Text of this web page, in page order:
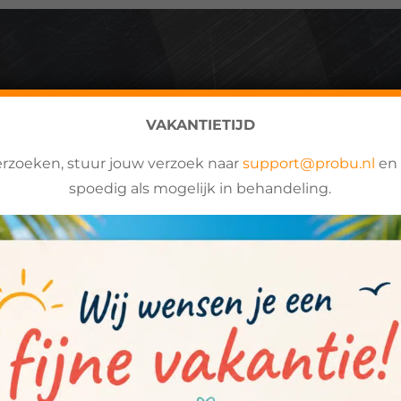
VERSIE 4.8
gereleased
heeft wat kleine vernieuwingen
VAKANTIETIJD
stuur jouw verzoek naar support@probu.nl en
spoedig als mogelijk in behandeling.